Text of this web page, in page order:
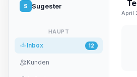
S Sugester
HAUPT
Inbox 12
Kunden
April